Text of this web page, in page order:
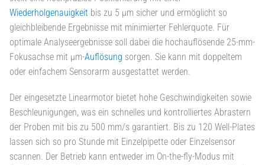
Wiederholgenauigkeit bis zu 5 µm sicher und ermöglicht so
gleichbleibende Ergebnisse mit minimierter Fehlerquote. Für
optimale Analyseergebnisse soll dabei die hochauflösende 25-mm-
Fokusachse mit µm-Auflösung sorgen. Sie kann mit doppeltem
oder einfachem Sensorarm ausgestattet werden.
Der eingesetzte Linearmotor bietet hohe Geschwindigkeiten sowie
Beschleunigungen, was ein schnelles und kontrolliertes Abrastern
der Proben mit bis zu 500 mm/s garantiert. Bis zu 120 Well-Plates
lassen sich so pro Stunde mit Einzelpipette oder Einzelsensor
scannen. Der Betrieb kann entweder im On-the-fly-Modus mit